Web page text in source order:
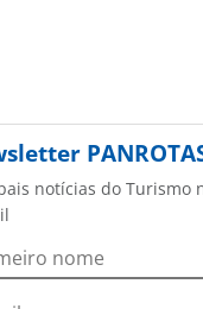
notícias do Turismo